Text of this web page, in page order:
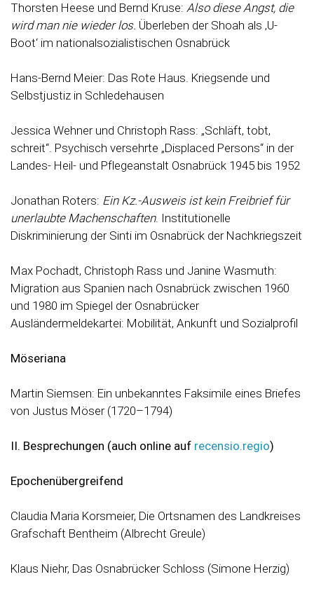
Thorsten Heese und Bernd Kruse: Also diese Angst, die
wird man nie wieder los. Überleben der Shoah als ‚U-
Boot‘ im nationalsozialistischen Osnabrück
Hans-Bernd Meier: Das Rote Haus. Kriegsende und
Selbstjustiz in Schledehausen
Jessica Wehner und Christoph Rass: „Schläft, tobt,
schreit“. Psychisch versehrte „Displaced Persons“ in der
Landes- Heil- und Pflegeanstalt Osnabrück 1945 bis 1952
Jonathan Roters: Ein Kz.-Ausweis ist kein Freibrief für
unerlaubte Machenschaften. Institutionelle
Diskriminierung der Sinti im Osnabrück der Nachkriegszeit
Max Pochadt, Christoph Rass und Janine Wasmuth:
Migration aus Spanien nach Osnabrück zwischen 1960
und 1980 im Spiegel der Osnabrücker
Ausländermeldekartei: Mobilität, Ankunft und Sozialprofil
Möseriana
Martin Siemsen: Ein unbekanntes Faksimile eines Briefes
von Justus Möser (1720–1794)
II. Besprechungen (auch online auf recensio.regio)
Epochenübergreifend
Claudia Maria Korsmeier, Die Ortsnamen des Landkreises
Grafschaft Bentheim (Albrecht Greule)
Klaus Niehr, Das Osnabrücker Schloss (Simone Herzig)